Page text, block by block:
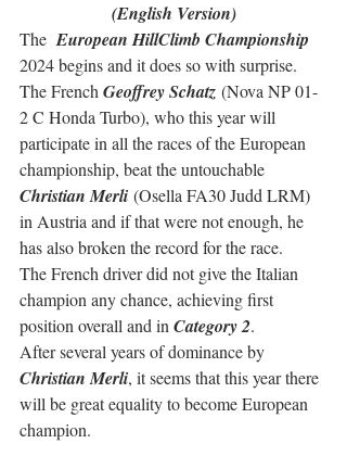
(English Version)
The European HillClimb Championship
2024 begins and it does so with surprise.
The French Geoffrey Schatz (Nova NP 01-
2 C Honda Turbo), who this year will
participate in all the races of the European
championship, beat the untouchable
Christian Merli (Osella FA30 Judd LRM)
in Austria and if that were not enough, he
has also broken the record for the race.
The French driver did not give the Italian
champion any chance, achieving first
position overall and in Category 2.
After several years of dominance by
Christian Merli, it seems that this year there
will be great equality to become European
champion.